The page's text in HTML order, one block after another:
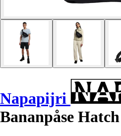
Napapijri
Bananpåse Hatch